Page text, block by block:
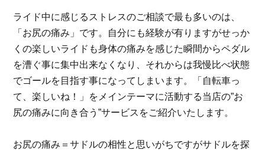
ライド中に感じるストレスのご相談で最も多いのは、
「お尻の痛み」です。自分にも経験が有りますがせっか
くの楽しいライドも身体の痛みを感じた瞬間からペダル
を漕ぐ事に集中出来なくなり、それからは我慢比べ状態
でゴールを目指す事になってしまいます。「自転車っ
て、楽しいね！」をメインテーマに活動する当店の”お
尻の痛みに向き合う”サービスをご紹介いたします。
お尻の痛み＝サドルの相性と思いがちですがサドルを探